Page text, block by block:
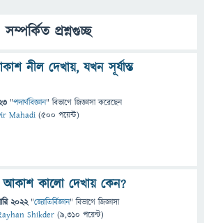
সম্পর্কিত প্রশ্নগুচ্ছ
নীল দেখায়, যখন সূর্যাস্ত
"পদার্থবিজ্ঞান" বিভাগে জিজ্ঞাসাকরেছেন
Mahadi (500 পয়েন্ট)
আকাশ কালো দেখায় কেন?
2022 "জ্যোতির্বিজ্ঞান" বিভাগে জিজ্ঞাসা
Shikder (9,310 পয়েন্ট)